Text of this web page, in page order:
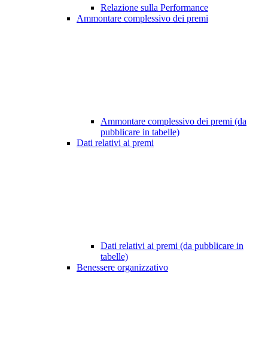
Relazione sulla Performance
Ammontare complessivo dei premi
Ammontare complessivo dei premi (da
pubblicare in tabelle)
Dati relativi ai premi
Dati relativi ai premi (da pubblicare in
tabelle)
Benessere organizzativo